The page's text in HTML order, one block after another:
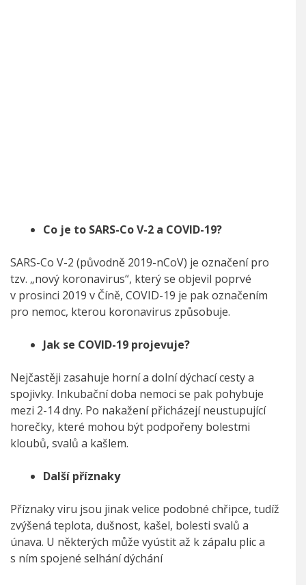
Co je to SARS-Co V-2 a COVID-19?
SARS-Co V-2 (původně 2019-nCoV) je označení pro
tzv. „nový koronavirus“, který se objevil poprvé
v prosinci 2019 v Číně, COVID-19 je pak označením
pro nemoc, kterou koronavirus způsobuje.
Jak se COVID-19 projevuje?
Nejčastěji zasahuje horní a dolní dýchací cesty a
spojivky. Inkubační doba nemoci se pak pohybuje
mezi 2-14 dny. Po nakažení přicházejí neustupující
horečky, které mohou být podpořeny bolestmi
kloubů, svalů a kašlem.
Další příznaky
Příznaky viru jsou jinak velice podobné chřipce, tudíž
zvýšená teplota, dušnost, kašel, bolesti svalů a
únava. U některých může vyústit až k zápalu plic a
s ním spojené selhání dýchání